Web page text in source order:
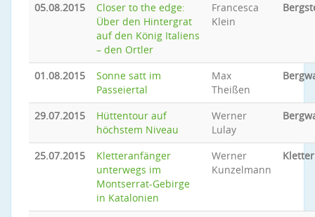
05.08.2015
Closer to the edge:
Über den Hintergrat
auf den König Italiens
– den Ortler
Francesca
Klein
01.08.2015
Sonne satt im
Passeiertal
Max
Theißen
29.07.2015
Hüttentour auf
höchstem Niveau
Werner
Lulay
25.07.2015
Kletteranfänger
unterwegs im
Montserrat-Gebirge
in Katalonien
Werner
Kunzelmann